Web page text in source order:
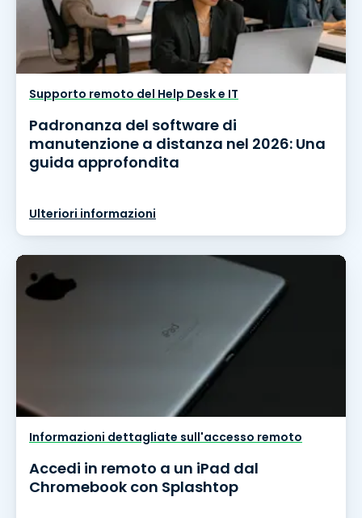
Supporto remoto del Help Desk e IT
Padronanza del software di
manutenzione a distanza nel 2026: Una
guida approfondita
Ulteriori informazioni
Informazioni dettagliate sull'accesso remoto
Accedi in remoto a un iPad dal
Chromebook con Splashtop